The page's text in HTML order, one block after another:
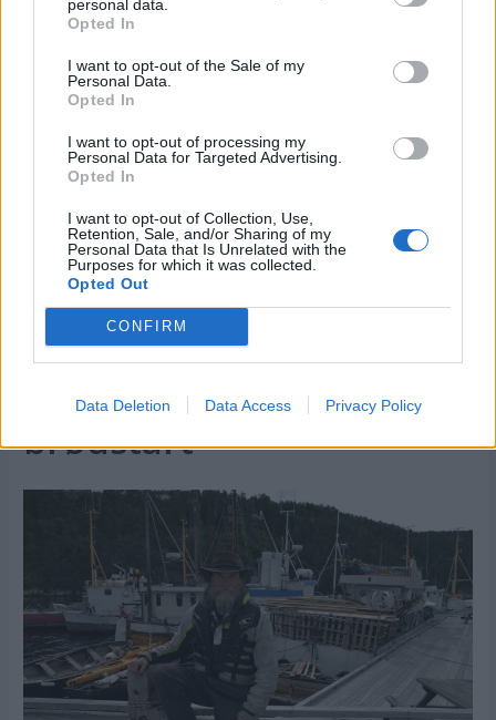
personal data.
Opted In
I want to opt-out of the Sale of my
Personal Data.
Opted In
I want to opt-out of processing my
Personal Data for Targeted Advertising.
Opted In
I want to opt-out of Collection, Use,
Retention, Sale, and/or Sharing of my
Personal Data that Is Unrelated with the
Purposes for which it was collected.
Opted Out
CONFIRM
Data Deletion Data Access Privacy Policy
Ingeniørkontoret:
Sjelden motor med
høyteknologisk
smøresystem og
brødstart